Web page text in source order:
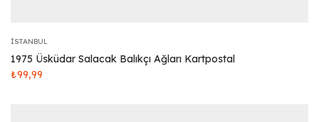
İSTANBUL
1975 Üsküdar Salacak Balıkçı Ağları Kartpostal
₺99,99